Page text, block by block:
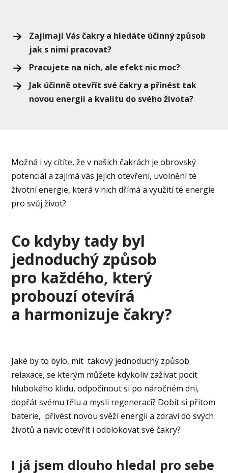
Zajímají Vás čakry a hledáte účinný způsob
jak s nimi pracovat?
Pracujete na nich, ale efekt nic moc?
Jak účinně otevřít své čakry a přinést tak
novou energii a kvalitu do svého života?
Možná i vy cítíte, že v našich čakrách je obrovský
potenciál a zajímá vás jejich otevření, uvolnění té
životní energie, která v nich dřímá a využití té energie
pro svůj život?
Co kdyby tady byl
jednoduchý způsob
pro každého, který
probouzí otevírá
a harmonizuje čakry?
Jaké by to bylo, mít takový jednoduchý způsob
relaxace, se kterým můžete kdykoliv zažívat pocit
hlubokého klidu, odpočinout si po náročném dni,
dopřát svému tělu a mysli regeneraci? Dobít si přitom
baterie, přivést novou svěží energii a zdraví do svých
životů a navíc otevřít i odblokovat své čakry?
I já jsem dlouho hledal pro sebe